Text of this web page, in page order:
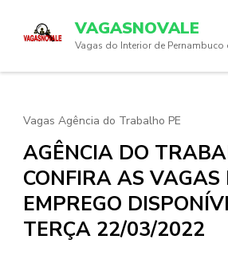
(Press
VAGASNOVALE
Vagas do Interior de Pernambuco
Vagas Agência do Trabalho PE
AGÊNCIA DO
CONFIRA AS VAGAS
EMPREGO
TERÇA 22/03/2022